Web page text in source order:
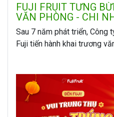
FUJI FRUIT TƯNG
VĂN PHÒNG - CHI
Sau 7 năm phát triển, Công
Fuji tiến hành khai trương